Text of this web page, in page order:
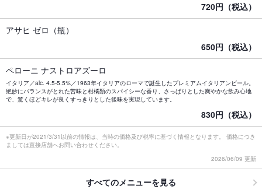
720円（税込）
アサヒ ゼロ（瓶）
650円（税込）
ペローニ ナストロアズーロ
イタリア／alc. 4.5-5.5%／1963年イタリアのローマで誕生したプレミアムイタリアンビール。
絶妙にバランスがとれた苦味と柑橘類のスパイシーな香り、さっぱりとした爽やかな飲み心地
で、驚くほどキレが良くすっきりとした後味を実現しています。
830円（税込）
※更新日が2021/3/31以前の情報は、当時の価格及び税率に基づく情報となります。 価格につき
ましては直接店舗へお問い合わせください。
2026/06/09 更新
すべてのメニューを見る